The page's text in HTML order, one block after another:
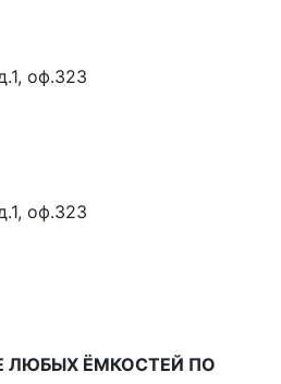
оф.323
оф.323
ЛЮБЫХ ЁМКОСТЕЙ ПО